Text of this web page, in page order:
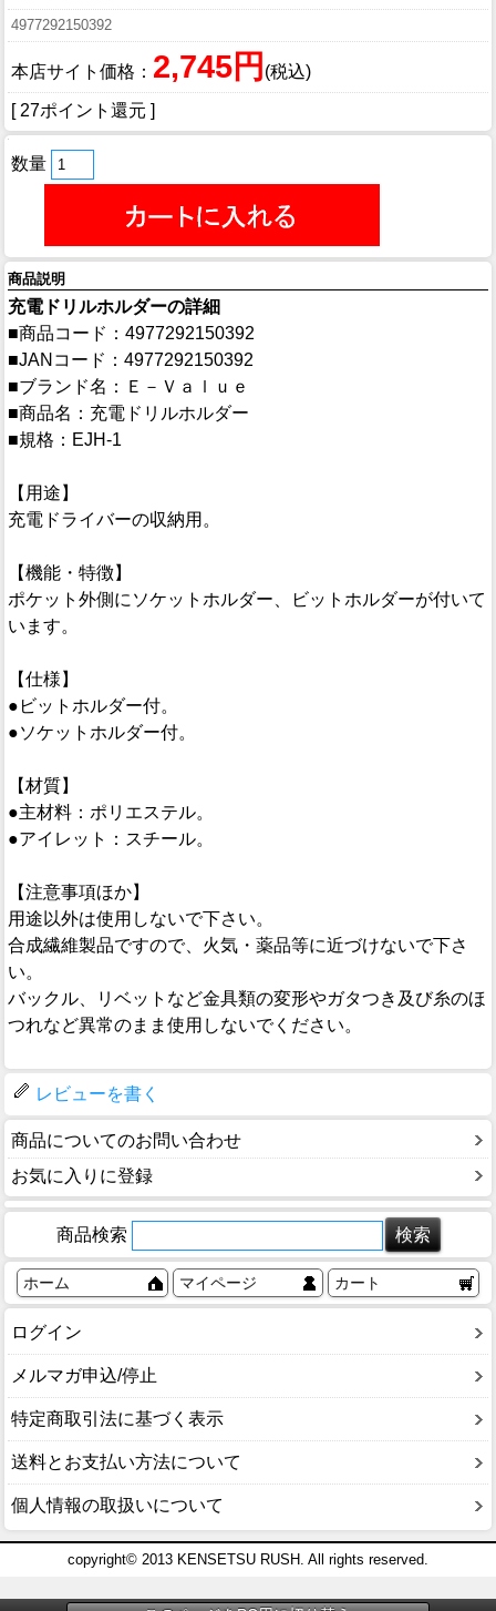
4977292150392
本店サイト価格： 2,745円 (税込)
[ 27ポイント還元 ]
数量
商品説明
充電ドリルホルダーの詳細
■商品コード：4977292150392
■JANコード：4977292150392
■ブランド名：Ｅ－Ｖａｌｕｅ
■商品名：充電ドリルホルダー
■規格：EJH-1
【用途】
充電ドライバーの収納用。
【機能・特徴】
ポケット外側にソケットホルダー、ビットホルダーが付いて
います。
【仕様】
●ビットホルダー付。
●ソケットホルダー付。
【材質】
●主材料：ポリエステル。
●アイレット：スチール。
【注意事項ほか】
用途以外は使用しないで下さい。
合成繊維製品ですので、火気・薬品等に近づけないで下さ
い。
バックル、リベットなど金具類の変形やガタつき及び糸のほ
つれなど異常のまま使用しないでください。
レビューを書く
商品についてのお問い合わせ
お気に入りに登録
商品検索
ホーム マイページ カート
ログイン
メルマガ申込/停止
特定商取引法に基づく表示
送料とお支払い方法について
個人情報の取扱いについて
copyright© 2013 KENSETSU RUSH. All rights reserved.